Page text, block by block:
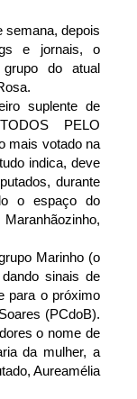
semana, depois
e jornais, o
do atual
suplente de
PELO
mais votado na
indica, deve
durante
o espaço do
Marinho (o
sinais de
para o próximo
(PCdoB).
o nome de
da mulher, a
Aureamélia